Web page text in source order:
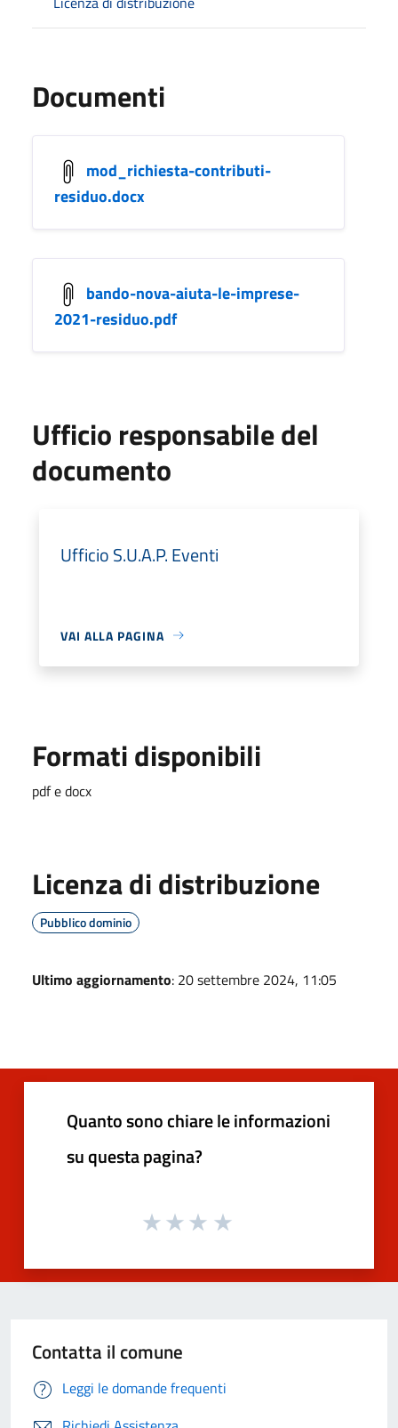
Documenti
mod_richiesta-contributi-
residuo.docx
bando-nova-aiuta-le-imprese-
2021-residuo.pdf
Ufficio responsabile del
documento
Ufficio S.U.A.P. Eventi
VAI ALLA PAGINA
Formati disponibili
pdf e docx
Licenza di distribuzione
Pubblico dominio
Ultimo aggiornamento: 20 settembre 2024, 11:05
Quanto sono chiare le informazioni
su questa pagina?
Contatta il comune
Leggi le domande frequenti